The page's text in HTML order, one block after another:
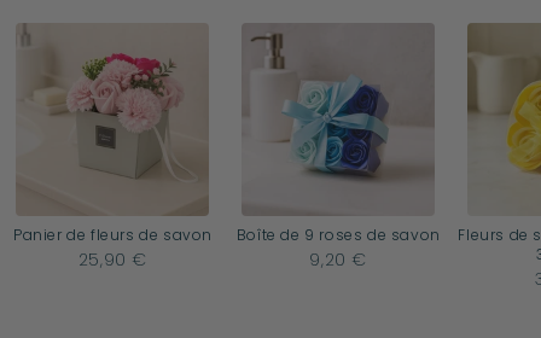
Panier de fleurs de savon
25,90 €
Boîte de 9 roses de savon
9,20 €
Fleurs de